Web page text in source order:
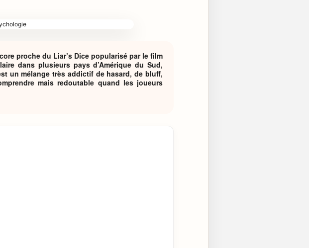
proche du Liar’s Dice popularisé par le film
dans plusieurs pays d’Amérique du Sud,
un mélange très addictif de hasard, de bluff,
mais redoutable quand les joueurs